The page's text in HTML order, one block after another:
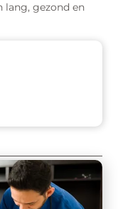
lang, gezond en